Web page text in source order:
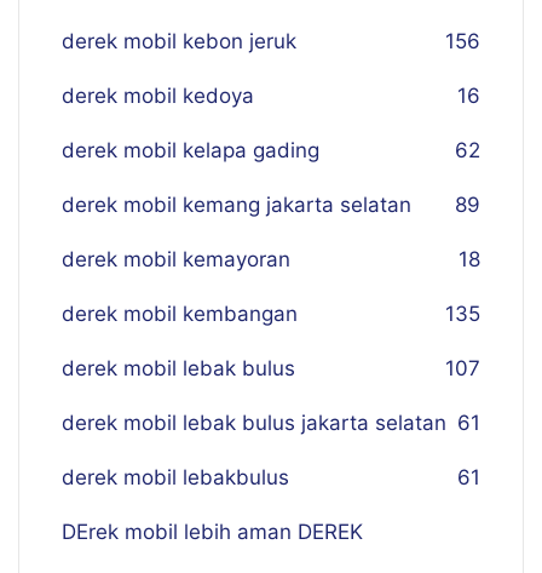
derek mobil kebon jeruk 156
derek mobil kedoya 16
derek mobil kelapa gading 62
derek mobil kemang jakarta selatan 89
derek mobil kemayoran 18
derek mobil kembangan 135
derek mobil lebak bulus 107
derek mobil lebak bulus jakarta selatan 61
derek mobil lebakbulus 61
DErek mobil lebih aman DEREK